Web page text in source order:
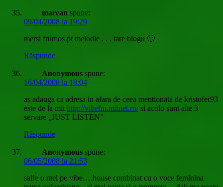
marean spune:
09/04/2008 la 19:29
mersi frumos pt melodie . . . tare blogu 🙂
Răspunde
Anonymous spune:
16/04/2008 la 18:04
as adauga ca adresa in afara de ceea mentionata de kristofer93
este de la mit http://vibefm.mitnet.ro/si acolo sunt alte 3
servare „JUST LISTEN”
Răspunde
Anonymous spune:
06/05/2008 la 21:53
sal!e o mel pe vibe….house combinat cu o voce feminina